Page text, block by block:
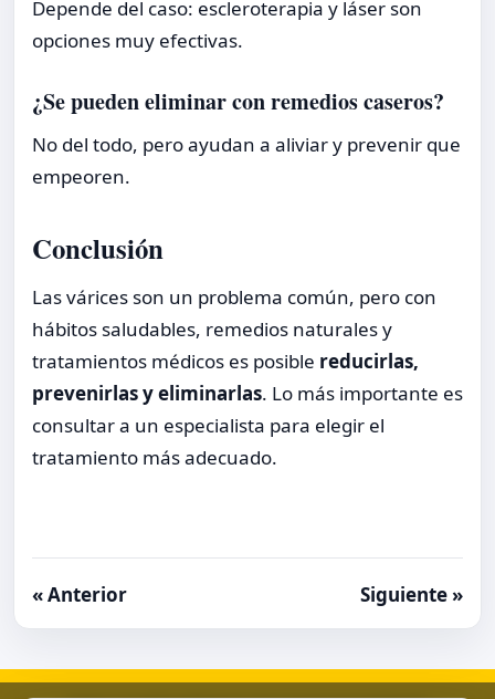
Depende del caso: escleroterapia y láser son
opciones muy efectivas.
¿Se pueden eliminar con remedios caseros?
No del todo, pero ayudan a aliviar y prevenir que
empeoren.
Conclusión
Las várices son un problema común, pero con
hábitos saludables, remedios naturales y
tratamientos médicos es posible reducirlas,
prevenirlas y eliminarlas. Lo más importante es
consultar a un especialista para elegir el
tratamiento más adecuado.
« Anterior Siguiente »